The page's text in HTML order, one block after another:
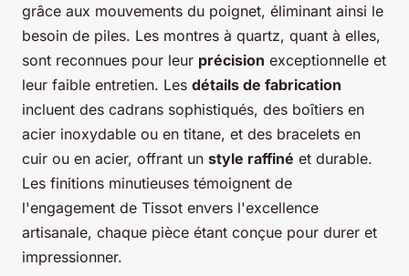
grâce aux mouvements du poignet, éliminant ainsi le
besoin de piles. Les montres à quartz, quant à elles,
sont reconnues pour leur précision exceptionnelle et
leur faible entretien. Les détails de fabrication
incluent des cadrans sophistiqués, des boîtiers en
acier inoxydable ou en titane, et des bracelets en
cuir ou en acier, offrant un style raffiné et durable.
Les finitions minutieuses témoignent de
l'engagement de Tissot envers l'excellence
artisanale, chaque pièce étant conçue pour durer et
impressionner.